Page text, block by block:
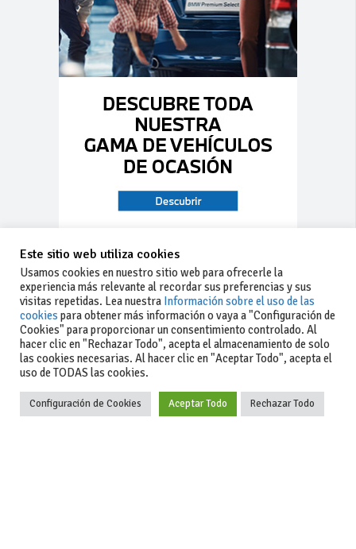
-Aviso legal
-Contacto
+34 627 35
Este sitio web utiliza cookies
Usamos cookies en nuestro sitio web para ofrecerle la
experiencia más relevante al recordar sus preferencias y sus
visitas repetidas. Lea nuestra Información sobre el uso de las
cookies para obtener más información o vaya a "Configuración de
Cookies" para proporcionar un consentimiento controlado. Al
hacer clic en "Rechazar Todo", acepta el almacenamiento de solo
las cookies necesarias. Al hacer clic en "Aceptar Todo", acepta el
uso de TODAS las cookies.
Configuración de Cookies Aceptar Todo Rechazar Todo